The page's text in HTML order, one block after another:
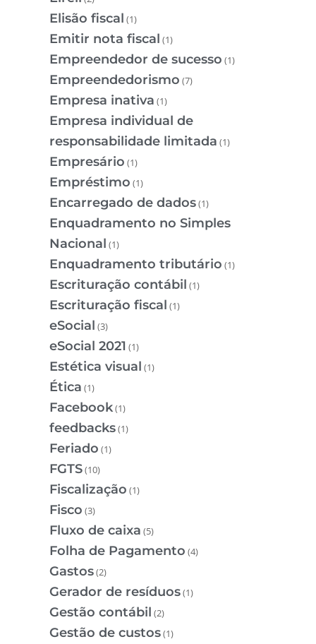
Elisão fiscal (1)
Emitir nota fiscal (1)
Empreendedor de sucesso (1)
Empreendedorismo (7)
Empresa inativa (1)
Empresa individual de
responsabilidade limitada (1)
Empresário (1)
Empréstimo (1)
Encarregado de dados(1)
Enquadramento no Simples
Nacional (1)
Enquadramento tributário (1)
Escrituração contábil (1)
Escrituração fiscal (1)
eSocial (3)
eSocial 2021 (1)
Estética visual (1)
Ética (1)
Facebook(1)
feedbacks(1)
Feriado (1)
FGTS(10)
Fiscalização (1)
Fisco (3)
Fluxo de caixa (5)
Folha de Pagamento (4)
Gastos(2)
Gerador de resíduos(1)
Gestão contábil (2)
Gestão de custos(1)